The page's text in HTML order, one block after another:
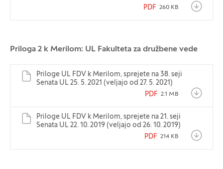
PDF 260 KB
Priloga 2 k Merilom: UL Fakulteta za družbene vede
Priloge UL FDV k Merilom, sprejete na 38. seji
Senata UL 25. 5. 2021 (veljajo od 27. 5. 2021)
PDF 2.1 MB
Priloge UL FDV k Merilom, sprejete na 21. seji
Senata UL 22. 10. 2019 (veljajo od 26. 10. 2019)
PDF 214 KB